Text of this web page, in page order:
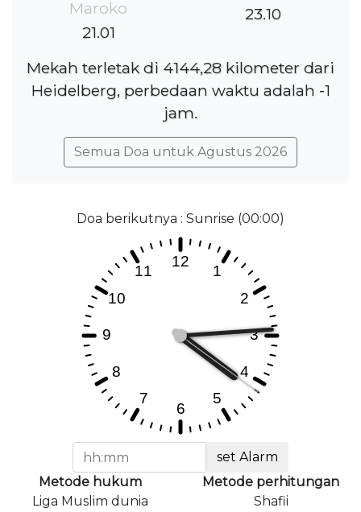
Maroko
21.01
23.10
Mekah terletak di 4144,28 kilometer dari
Heidelberg, perbedaan waktu adalah -1
jam.
Semua Doa untuk Agustus 2026
Doa berikutnya : Sunrise (00:00)
set Alarm
Metode hukum
Liga Muslim dunia
Metode perhitungan
Shafii